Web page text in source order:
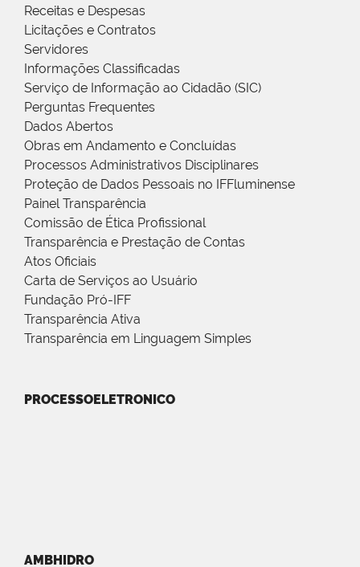
Receitas e Despesas
Licitações e Contratos
Servidores
Informações Classificadas
Serviço de Informação ao Cidadão (SIC)
Perguntas Frequentes
Dados Abertos
Obras em Andamento e Concluídas
Processos Administrativos Disciplinares
Proteção de Dados Pessoais no IFFluminense
Painel Transparência
Comissão de Ética Profissional
Transparência e Prestação de Contas
Atos Oficiais
Carta de Serviços ao Usuário
Fundação Pró-IFF
Transparência Ativa
Transparência em Linguagem Simples
PROCESSOELETRONICO
AMBHIDRO